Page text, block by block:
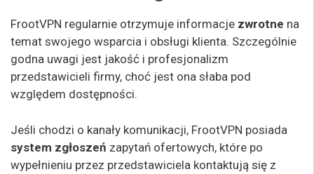
FrootVPN regularnie otrzymuje informacje zwrotne na
temat swojego wsparcia i obsługi klienta. Szczególnie
godna uwagi jest jakość i profesjonalizm
przedstawicieli firmy, choć jest ona słaba pod
względem dostępności.
Jeśli chodzi o kanały komunikacji, FrootVPN posiada
system zgłoszeń zapytań ofertowych, które po
wypełnieniu przez przedstawiciela kontaktują się z